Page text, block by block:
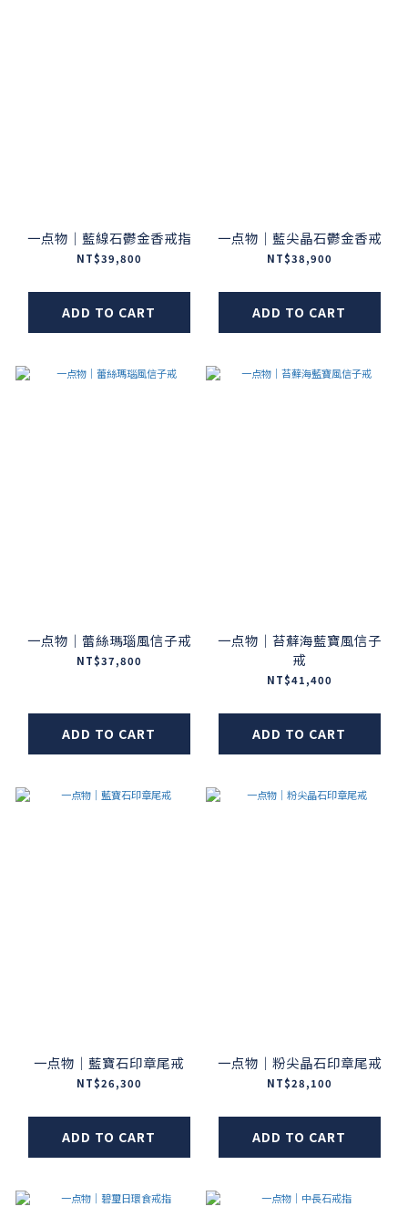
一点物｜藍線石鬱金香戒指
NT$39,800
ADD TO CART
一点物｜藍尖晶石鬱金香戒
NT$38,900
ADD TO CART
一点物｜蕾絲瑪瑙風信子戒
NT$37,800
ADD TO CART
一点物｜苔蘚海藍寶風信子
戒
NT$41,400
ADD TO CART
一点物｜藍寶石印章尾戒
NT$26,300
ADD TO CART
一点物｜粉尖晶石印章尾戒
NT$28,100
ADD TO CART